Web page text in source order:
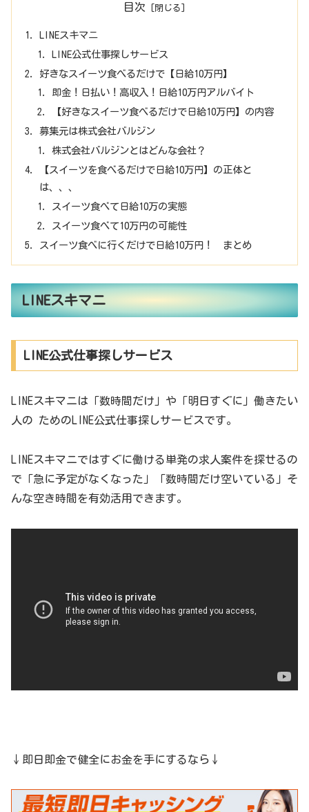
目次
LINEスキマニ
LINE公式仕事探しサービス
好きなスイーツ食べるだけで【日給10万円】
即金！日払い！高収入！日給10万円アルバイト
【好きなスイーツ食べるだけで日給10万円】の内容
募集元は株式会社バルジン
株式会社バルジンとはどんな会社？
【スイーツを食べるだけで日給10万円】の正体と
は、、、
スイーツ食べて日給10万の実態
スイーツ食べて10万円の可能性
スイーツ食べに行くだけで日給10万円！ まとめ
LINEスキマニ
LINE公式仕事探しサービス
LINEスキマニは「数時間だけ」や「明日すぐに」働きたい
人の ためのLINE公式仕事探しサービスです。
LINEスキマニではすぐに働ける単発の求人案件を探せるの
で「急に予定がなくなった」「数時間だけ空いている」そ
んな空き時間を有効活用できます。
↓即日即金で健全にお金を手にするなら↓